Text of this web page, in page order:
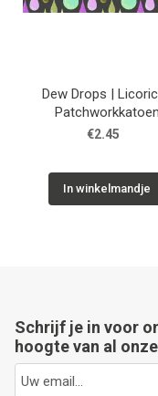
Dew Drops |
Patchworkkatoen
€2.45
In winkelmandje
Schrijf je in voor
hoogte van al